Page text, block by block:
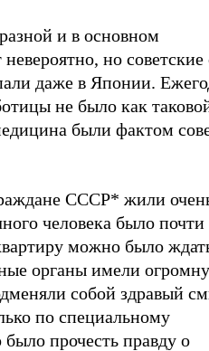
и в основном
но советские
даже в Японии.
не было как
были фактом
СССР* жили
человека было почти
можно было
органы имели
собой здравый
по специальному
прочесть правду о